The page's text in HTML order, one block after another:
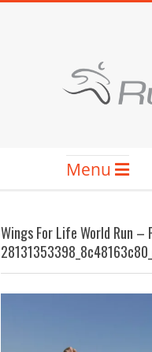
Secondary
Navigation
Menu
Wings For Life World Run –